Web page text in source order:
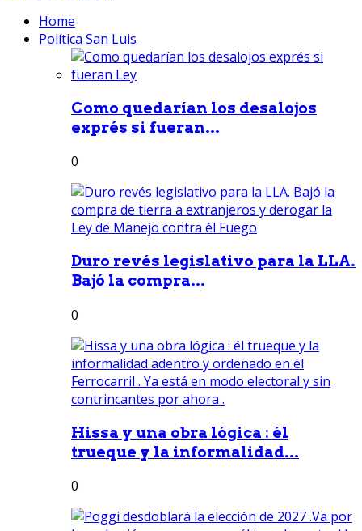
Home
Política San Luis
Como quedarían los desalojos
exprés si fueran...
0
Duro revés legislativo para la LLA.
Bajó la compra...
0
Hissa y una obra lógica : él
trueque y la informalidad...
0